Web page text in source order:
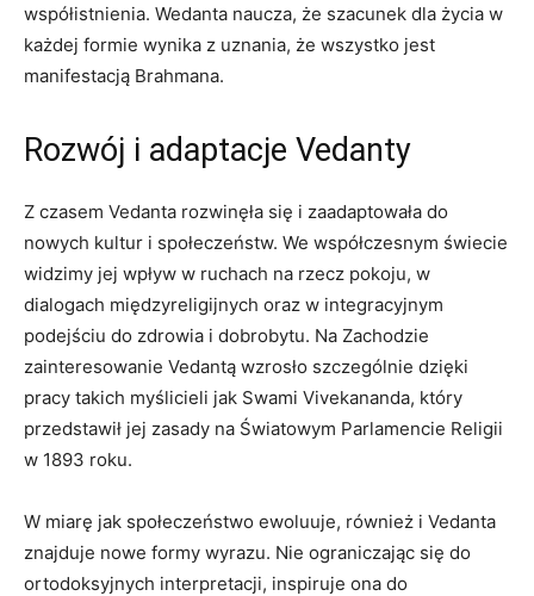
współistnienia. Wedanta naucza, że szacunek dla życia w
każdej formie wynika z uznania, że wszystko jest
manifestacją Brahmana.
Rozwój i adaptacje Vedanty
Z czasem Vedanta rozwinęła się i zaadaptowała do
nowych kultur i społeczeństw. We współczesnym świecie
widzimy jej wpływ w ruchach na rzecz pokoju, w
dialogach międzyreligijnych oraz w integracyjnym
podejściu do zdrowia i dobrobytu. Na Zachodzie
zainteresowanie Vedantą wzrosło szczególnie dzięki
pracy takich myślicieli jak Swami Vivekananda, który
przedstawił jej zasady na Światowym Parlamencie Religii
w 1893 roku.
W miarę jak społeczeństwo ewoluuje, również i Vedanta
znajduje nowe formy wyrazu. Nie ograniczając się do
ortodoksyjnych interpretacji, inspiruje ona do